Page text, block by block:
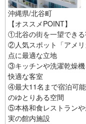
沖縄県/北谷町
【オススメPOINT】
①北谷の街を一望でき
②人気スポット「アメ
点に最適な立地
③キッチンや洗濯乾燥
快適な客室
④最大11名まで宿泊可
のゆとりある空間
⑤本格和食レストラン
実の館内施設